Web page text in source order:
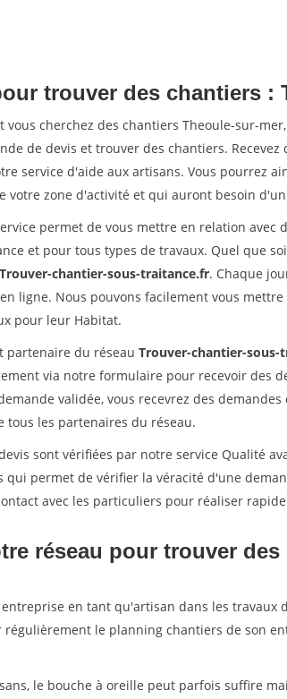
trouver des chantiers :
vous cherchez des chantiers Theoule-sur-
de devis et trouver des chantiers. Recevez
service d'aide aux artisans. Vous pourrez
votre zone d'activité et qui auront besoin
permet de vous mettre en relation avec
et pour tous types de travaux. Quel que
Trouver-chantier-sous-traitance.fr. Chaque
ligne. Nous pouvons facilement vous
pour leur Habitat.
partenaire du réseau Trouver-chantier-sous-
via notre formulaire pour recevoir des
validée, vous recevrez des
tous les partenaires du réseau.
sont vérifiées par notre service Qualité
qui permet de vérifier la véracité d'une
avec les particuliers pour réaliser
réseau pour trouver
en tant qu'artisan dans les travaux
le planning chantiers de son
le bouche à oreille peut parfois suffire